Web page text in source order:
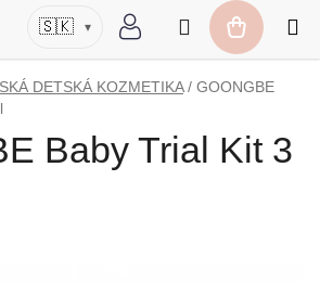
🇸🇰 ▾
Hľadať
KOŠÍK
DETSKÁ KOZMETIKA / GOONGBE
Baby Trial Kit 3